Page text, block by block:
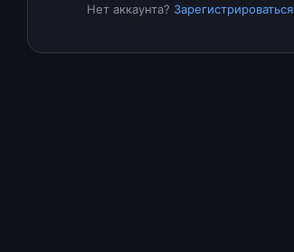
Нет аккаунта? Зарегистрироваться